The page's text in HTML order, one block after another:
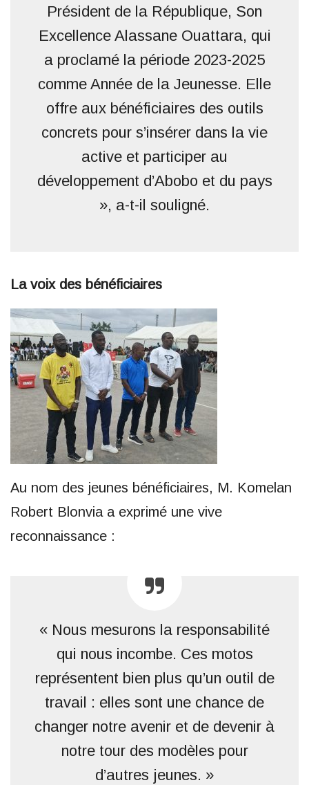
Président de la République, Son
Excellence Alassane Ouattara, qui
a proclamé la période 2023-2025
comme Année de la Jeunesse. Elle
offre aux bénéficiaires des outils
concrets pour s’insérer dans la vie
active et participer au
développement d’Abobo et du pays
», a-t-il souligné.
La voix des bénéficiaires
Au nom des jeunes bénéficiaires, M. Komelan
Robert Blonvia a exprimé une vive
reconnaissance :
« Nous mesurons la responsabilité
qui nous incombe. Ces motos
représentent bien plus qu’un outil de
travail : elles sont une chance de
changer notre avenir et de devenir à
notre tour des modèles pour
d’autres jeunes. »